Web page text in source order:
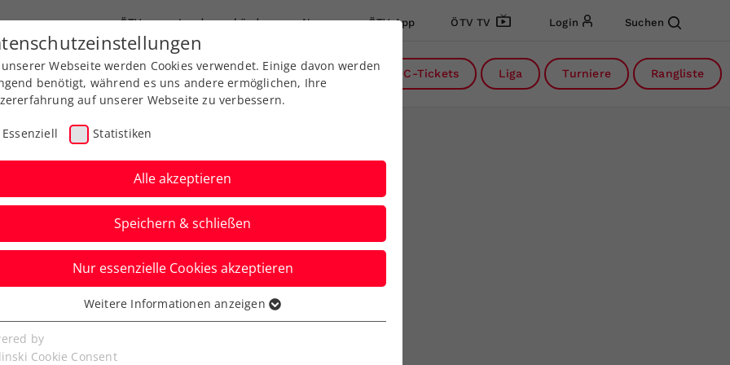
ÖTV Landesverbände News ÖTV App ÖTV TV Login Suchen
Ausbildungen Services Über uns DC-Tickets Liga Turniere Rangliste
ÖTV-Damen mit
in den
Webseite werden Cookies verwendet. Einige davon werden
benötigt, während es uns andere ermöglichen, Ihre
auf unserer Webseite zu verbessern.
Essenziell Statistiken
Alle akzeptieren
Speichern & schließen
Nur essenzielle Cookies akzeptieren
Cookies werden für grundlegende Funktionen der
benötigt. Dadurch ist gewährleistet, dass die Webseite
Weitere Informationen anzeigen
by
Cookie Consent